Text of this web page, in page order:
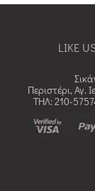
LIKE
Περιστέρι, Αγ.
ΤΗΛ: 210-